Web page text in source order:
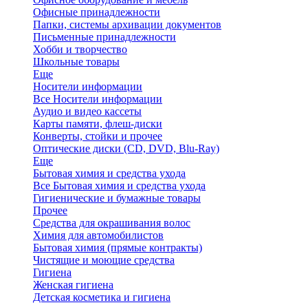
Офисные принадлежности
Папки, системы архивации документов
Письменные принадлежности
Хобби и творчество
Школьные товары
Еще
Носители информации
Все Носители информации
Аудио и видео кассеты
Карты памяти, флеш-диски
Конверты, стойки и прочее
Оптические диски (CD, DVD, Blu-Ray)
Еще
Бытовая химия и средства ухода
Все Бытовая химия и средства ухода
Гигиенические и бумажные товары
Прочее
Средства для окрашивания волос
Химия для автомобилистов
Бытовая химия (прямые контракты)
Чистящие и моющие средства
Гигиена
Женская гигиена
Детская косметика и гигиена